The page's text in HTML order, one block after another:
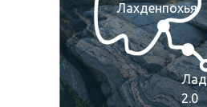
Лахденпохья
2.0